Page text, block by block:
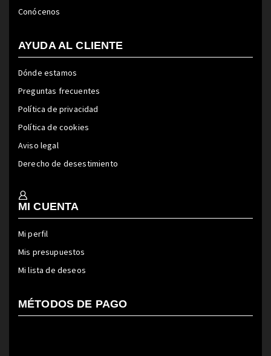
Conócenos
AYUDA AL CLIENTE
Dónde estamos
Preguntas frecuentes
Política de privacidad
Política de cookies
Aviso legal
Derecho de desestimiento
MI CUENTA
Mi perfil
Mis presupuestos
Mi lista de deseos
MÉTODOS DE PAGO